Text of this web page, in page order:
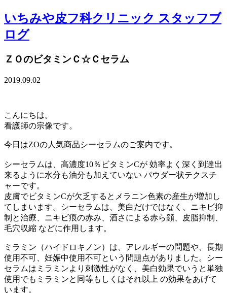
いちみや皮フ科クリニック スタッフブ
ログ
ＺＯのビタミンＣ☆Ｃセラム
2019.09.02
こんにちは。
看護師の宗像です。
今日はZOの人気商品シーセラムのご案内です。
シーセラムは、高濃度10％ビタミンCが 効率よく深く到達出
来るように水分も油分も加えていない パウダー状テクスチ
ャーです。
皮膚でビタミンCが欠乏するとメラニン色素の産生が増加し
てしまいます。シーセラムは、美白だけではなく、ニキビ抑
制と治療、ニキビ痕の赤み、酒さによる赤ら顔、皮脂抑制、
毛穴収縮 などに作用します。
ミラミン（ハイドロキノン）は、アレルギーの問題や、長期
使用不可、妊娠中使用不可という問題点がありました。シー
セラムはミラミンより刺激性がなく、美白効果でいうと単独
使用でもミラミンと同等もしくはそれ以上 の効果をあげて
います。